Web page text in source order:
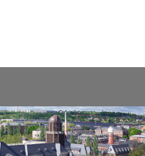
Dresden